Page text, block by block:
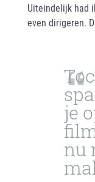
Uiteindelijk had
even dirigeren.
je
nu